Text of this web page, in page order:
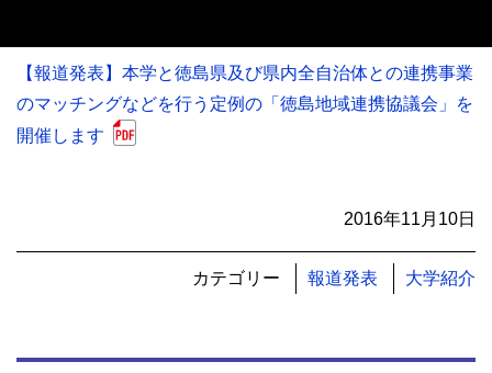
【報道発表】本学と徳島県及び県内全自治体との連携事業
のマッチングなどを行う定例の「徳島地域連携協議会」を
開催します
2016年11月10日
カテゴリー 報道発表 大学紹介